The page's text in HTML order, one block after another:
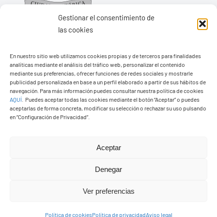
Gestionar el consentimiento de
las cookies
En nuestro sitio web utilizamos cookies propias y de terceros para finalidades
analíticas mediante el análisis del tráfico web, personalizar el contenido
mediante sus preferencias, ofrecer funciones de redes sociales y mostrarle
publicidad personalizada en base a un perfil elaborado a partir de sus hábitos de
navegación. Para más información puedes consultar nuestra política de cookies
AQUÍ
Puedes aceptar todas las cookies mediante el botón “Aceptar” o puedes
aceptarlas de forma concreta, modificar su selección o rechazar su uso pulsando
en “Configuración de Privacidad”.
Aceptar
Denegar
Ver preferencias
Política de cookiesPolítica de privacidadAviso legal
Ayuntamiento de Yaiza
Pza. de Los Remedios, 1
35570 – Yaiza
Tel:928 83 62 20
derechos reservads
Diseño web Solucionet.com